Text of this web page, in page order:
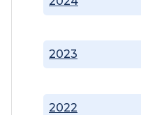
2022
2023